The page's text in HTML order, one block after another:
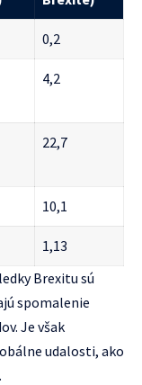
0,2
4,2
22,7
10,1
1,13
Brexitu sú
spomalenie
Je však
udalosti, ako